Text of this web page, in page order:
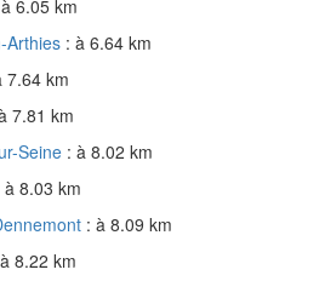
6.05 km
Arthies : à 6.64 km
7.64 km
7.81 km
Seine : à 8.02 km
à 8.03 km
: à 8.09 km
8.22 km